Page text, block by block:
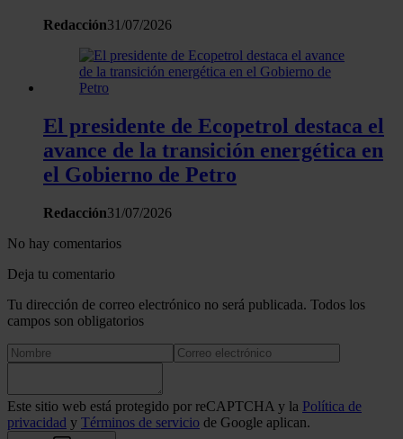
Redacción31/07/2026
El presidente de Ecopetrol destaca el
avance de la transición energética en
el Gobierno de Petro
Redacción31/07/2026
No hay comentarios
Deja tu comentario
Tu dirección de correo electrónico no será publicada. Todos los
campos son obligatorios
Este sitio web está protegido por reCAPTCHA y la Política de
privacidad y Términos de servicio de Google aplican.